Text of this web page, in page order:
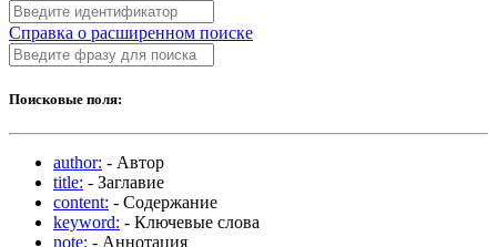
Справка о расширенном поиске
Поисковые поля:
author: - Автор
title: - Заглавие
content: - Содержание
keyword: - Ключевые слова
note: - Аннотация